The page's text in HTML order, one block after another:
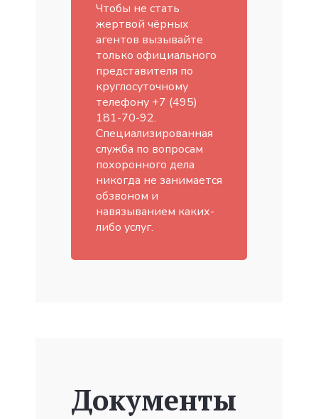
Чтобы не стать
жертвой чёрных
агентов вызывайте
только официального
представителя по
круглосуточному
телефону +7 (495)
181-70-92.
Специализированная
служба по вопросам
похоронного дела
никогда не занимается
обзвоном и
навязыванием каких-
либо услуг.
Документы